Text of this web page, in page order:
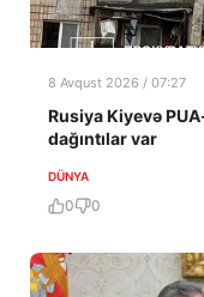
8 Avqust 2026 / 07:27
Rusiya Kiyevə
dağıntılar var
DÜNYA
0 0